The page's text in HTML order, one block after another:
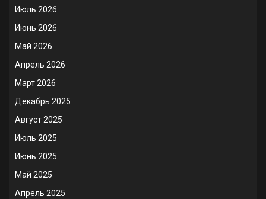
Июль 2026
Июнь 2026
Май 2026
Апрель 2026
Март 2026
Декабрь 2025
Август 2025
Июль 2025
Июнь 2025
Май 2025
Апрель 2025